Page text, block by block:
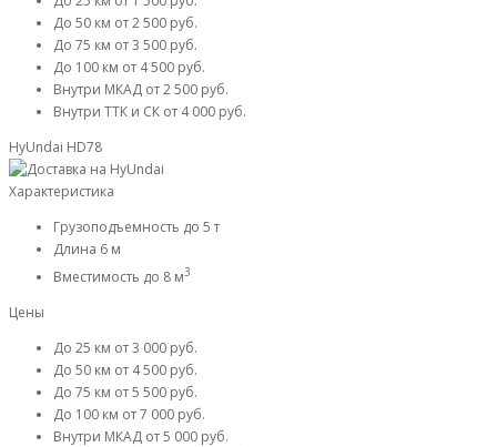
До 50 км от 2 500 руб.
До 75 км от 3 500 руб.
До 100 км от 4 500 руб.
Внутри МКАД от 2 500 руб.
Внутри ТТК и СК от 4 000 руб.
HyUndai HD78
Характеристика
Грузоподъемность до 5 т
Длина 6 м
Вместимость до 8 м3
Цены
До 25 км от 3 000 руб.
До 50 км от 4 500 руб.
До 75 км от 5 500 руб.
До 100 км от 7 000 руб.
Внутри МКАД от 5 000 руб.